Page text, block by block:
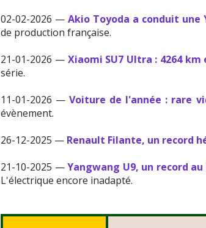
02-02-2026 —Akio Toyoda a conduit une
de production française.
21-01-2026 — Xiaomi SU7 Ultra : 4264 km
série.
11-01-2026 —Voiture de l'année : rare
évènement.
26-12-2025 — Renault Filante, un record
21-10-2025 —Yangwang U9, un record
L'électrique encore inadapté.